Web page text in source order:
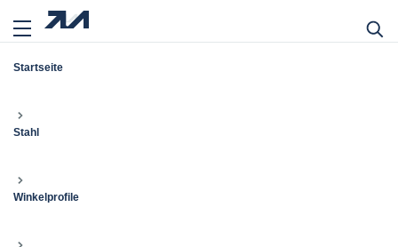
Startseite
Stahl
Winkelprofile